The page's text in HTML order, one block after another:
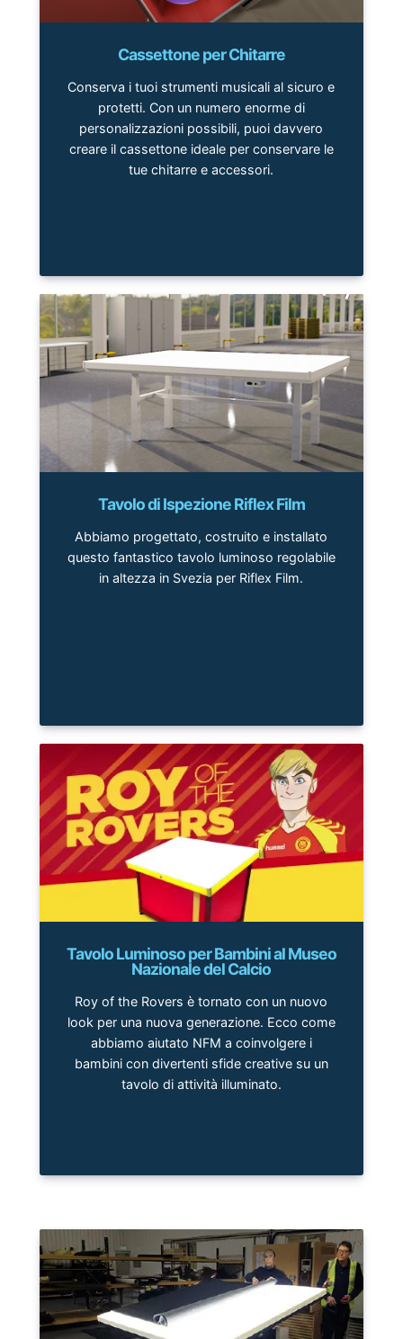
Cassettone per Chitarre
Conserva i tuoi strumenti musicali al sicuro e
protetti. Con un numero enorme di
personalizzazioni possibili, puoi davvero
creare il cassettone ideale per conservare le
tue chitarre e accessori.
Tavolo di Ispezione Riflex Film
Abbiamo progettato, costruito e installato
questo fantastico tavolo luminoso regolabile
in altezza in Svezia per Riflex Film.
Tavolo Luminoso per Bambini al Museo
Nazionale del Calcio
Roy of the Rovers è tornato con un nuovo
look per una nuova generazione. Ecco come
abbiamo aiutato NFM a coinvolgere i
bambini con divertenti sfide creative su un
tavolo di attività illuminato.